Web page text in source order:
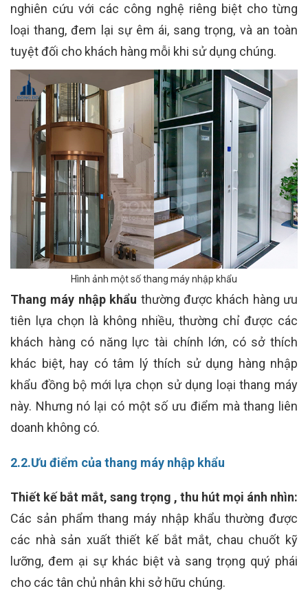
nghiên cứu với các công nghệ riêng biệt cho từng
loại thang, đem lại sự êm ái, sang trọng, và an toàn
tuyệt đối cho khách hàng mỗi khi sử dụng chúng.
Hình ảnh một số thang máy nhập khẩu
Thang máy nhập khẩu thường được khách hàng ưu
tiên lựa chọn là không nhiều, thường chỉ được các
khách hàng có năng lực tài chính lớn, có sở thích
khác biệt, hay có tâm lý thích sử dụng hàng nhập
khẩu đồng bộ mới lựa chọn sử dụng loại thang máy
này. Nhưng nó lại có một số ưu điểm mà thang liên
doanh không có.
2.2.Ưu điểm của thang máy nhập khẩu
Thiết kế bắt mắt, sang trọng , thu hút mọi ánh nhìn:
Các sản phẩm thang máy nhập khẩu thường được
các nhà sản xuất thiết kế bắt mắt, chau chuốt kỹ
lưỡng, đem ại sự khác biệt và sang trọng quý phái
cho các tân chủ nhân khi sở hữu chúng.